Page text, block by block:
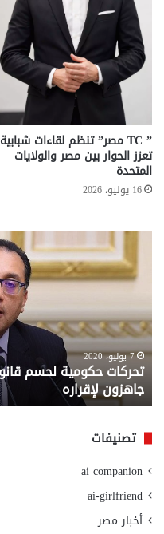
” TC مصر” تنظم لقاءات شبابية
تعزز الحوار بين مصر والولايات
المتحدة
16 يوليو، 2026
تحركات
حكومية
لحسم
قانون
القديم..والبرلمان:
جاهزون
لإقراره
7 يوليو، 2020
تحركات حكومية لحسم
جاهزون لإقراره
تصنيفات
ai companion
ai-girlfriend
أخبار مصر